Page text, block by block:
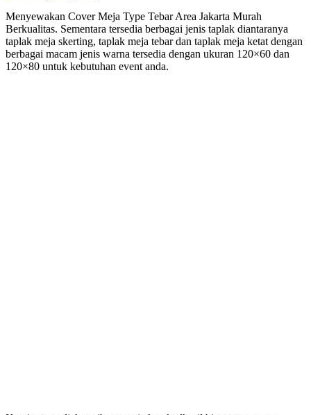
Menyewakan Cover Meja Type Tebar Area Jakarta Murah
Berkualitas. Sementara tersedia berbagai jenis taplak diantaranya
taplak meja skerting, taplak meja tebar dan taplak meja ketat dengan
berbagai macam jenis warna tersedia dengan ukuran 120×60 dan
120×80 untuk kebutuhan event anda.